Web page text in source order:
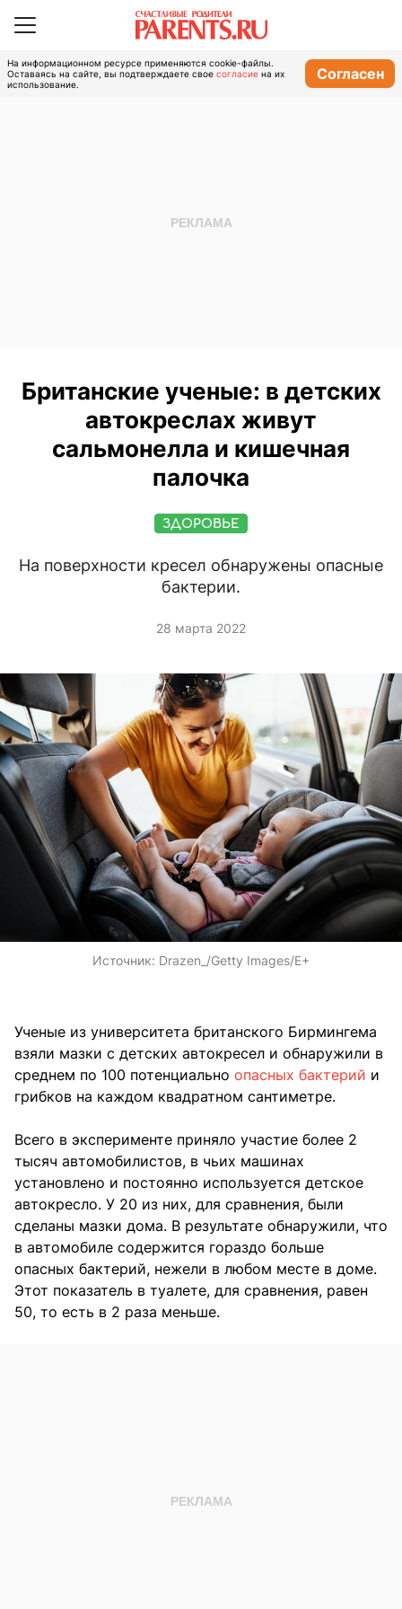
На информационном ресурсе применяются cookie-файлы.
Оставаясь на сайте, вы подтверждаете свое согласие на их
использование.
Согласен
Британские ученые: в детских
автокреслах живут
сальмонелла и кишечная
палочка
ЗДОРОВЬЕ
На поверхности кресел обнаружены опасные
бактерии.
28 марта 2022
Источник: Drazen_/Getty Images/E+
Ученые из университета британского Бирмингема
взяли мазки с детских автокресел и обнаружили в
среднем по 100 потенциально опасных бактерий и
грибков на каждом квадратном сантиметре.
Всего в эксперименте приняло участие более 2
тысяч автомобилистов, в чьих машинах
установлено и постоянно используется детское
автокресло. У 20 из них, для сравнения, были
сделаны мазки дома. В результате обнаружили, что
в автомобиле содержится гораздо больше
опасных бактерий, нежели в любом месте в доме.
Этот показатель в туалете, для сравнения, равен
50, то есть в 2 раза меньше.